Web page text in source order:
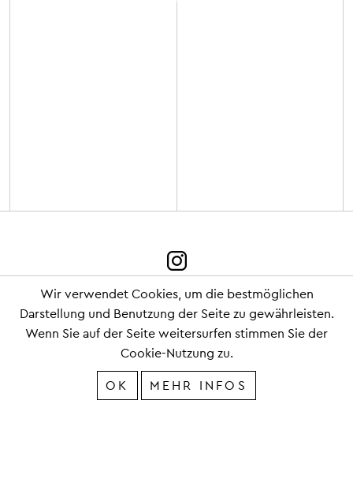
Wir verwendet Cookies, um die bestmöglichen
Darstellung und Benutzung der Seite zu gewährleisten.
Wenn Sie auf der Seite weitersurfen stimmen Sie der
Cookie-Nutzung zu.
OK
MEHR INFOS
IMPRESSUM
DATENSCHUTZ